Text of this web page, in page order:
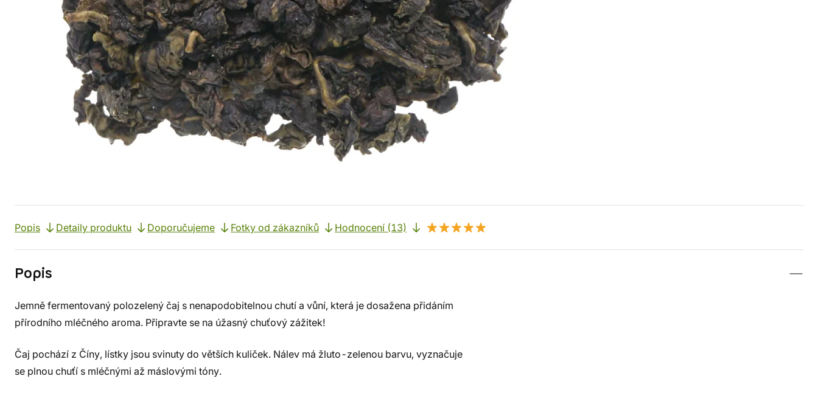
Popis Detaily produktu Doporučujeme Fotky od zákazníků Hodnocení (13)
Popis
Jemně fermentovaný polozelený čaj s nenapodobitelnou chutí a vůní, která je dosažena přidáním
přírodního mléčného aroma. Připravte se na úžasný chuťový zážitek!
Čaj pochází z Číny, lístky jsou svinuty do větších kuliček. Nálev má žluto-zelenou barvu, vyznačuje
se plnou chuťí s mléčnými až máslovými tóny.